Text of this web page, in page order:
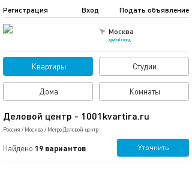
Москва
другой город
Подать объявление
Регистрация Вход
Квартиры Студии
Дома Комнаты
Деловой центр - 1001kvartira.ru
Россия / Москва / Метро Деловой центр
Найдено 19 вариантов Уточнить